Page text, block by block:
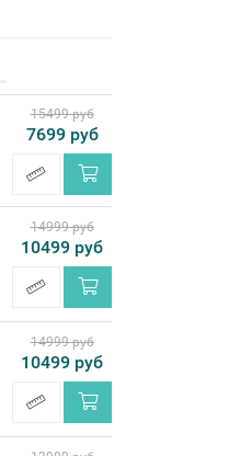
15499 руб
7699 руб
14999 руб
10499 руб
14999 руб
10499 руб